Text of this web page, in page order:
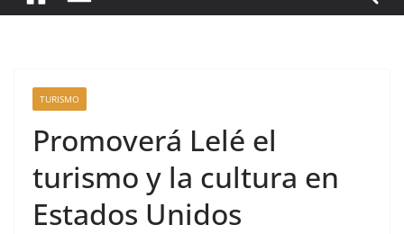
TURISMO
Promoverá Lelé el
turismo y la cultura en
Estados Unidos